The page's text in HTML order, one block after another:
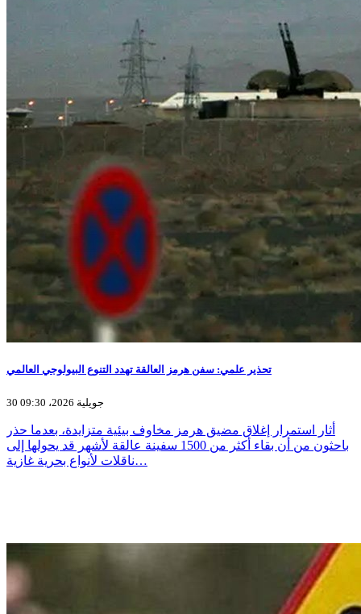
تحذير علمي: سفن هرمز العالقة تهدد التنوع البيولوجي العالمي
30 جويلية 2026، 09:30
أثار استمرار إغلاق مضيق هرمز مخاوف بيئية متزايدة، بعدما حذر
باحثون من أن بقاء أكثر من 1500 سفينة عالقة لأشهر قد يحولها إلى
ناقلات لأنواع بحرية غازية…